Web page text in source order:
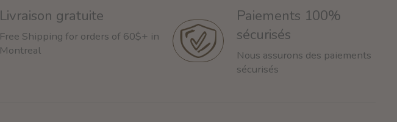
Livraison gratuite
Free Shipping for orders of 60$+ in
Montreal
Paiements 100%
sécurisés
Nous assurons des paiements
sécurisés